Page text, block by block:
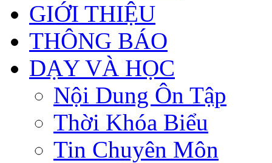
GIỚI THIỆU
THÔNG BÁO
DẠY VÀ HỌC
Nội Dung Ôn Tập
Thời Khóa Biểu
Tin Chuyên Môn